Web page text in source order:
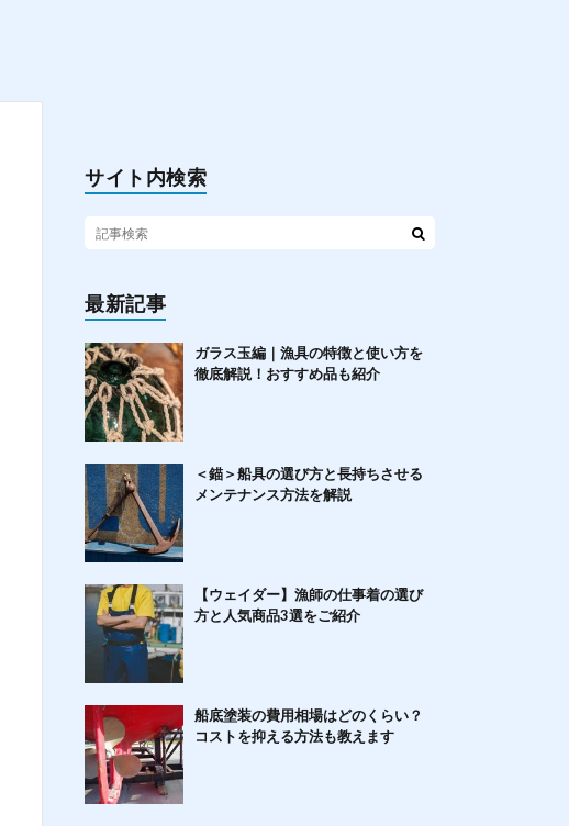
サイト内検索
最新記事
ガラス玉編｜漁具の特徴と使い方を
徹底解説！おすすめ品も紹介
＜錨＞船具の選び方と長持ちさせる
メンテナンス方法を解説
【ウェイダー】漁師の仕事着の選び
方と人気商品3選をご紹介
船底塗装の費用相場はどのくらい？
コストを抑える方法も教えます